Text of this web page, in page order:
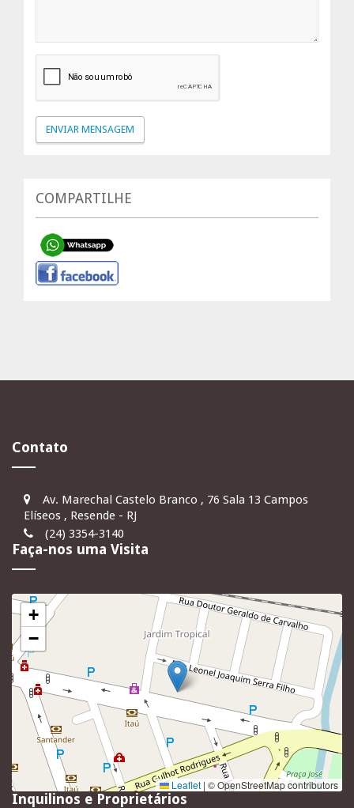
COMPARTILHE
Contato
Av. Marechal Castelo Branco , 76 Sala 13 Campos
Elíseos , Resende - RJ
(24) 3354-3140
Faça-nos uma Visita
+
−
Leaflet | © OpenStreetMap contributors
Inquilinos e Proprietários